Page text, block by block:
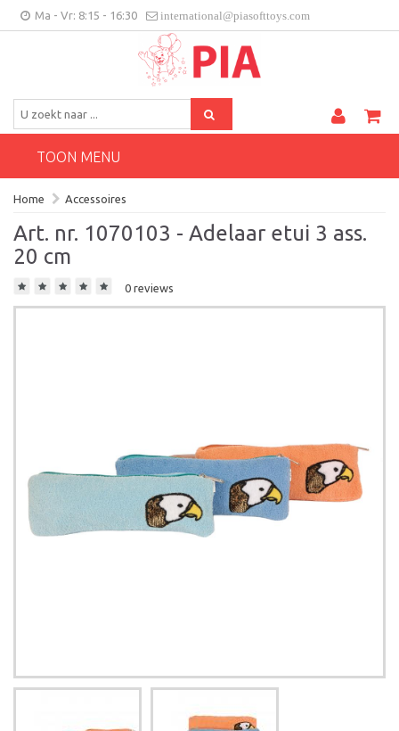
Ma - Vr: 8:15 - 16:30 international@piasofttoys.com
Klantenfeedback
BE/NL
TOON MENU
Home Accessoires
Art. nr. 1070103 - Adelaar etui 3 ass.
20 cm
0 reviews